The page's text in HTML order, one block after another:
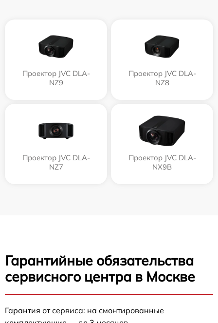
Проектор JVC DLA-
NZ9
Проектор JVC DLA-
NZ8
Проектор JVC DLA-
NZ7
Проектор JVC DLA-
NX9B
Гарантийные обязательства
сервисного центра в Москве
Гарантия от сервиса: на смонтированные